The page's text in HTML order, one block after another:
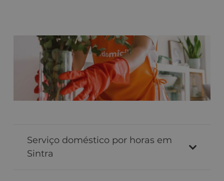
Serviço doméstico por horas em
Sintra